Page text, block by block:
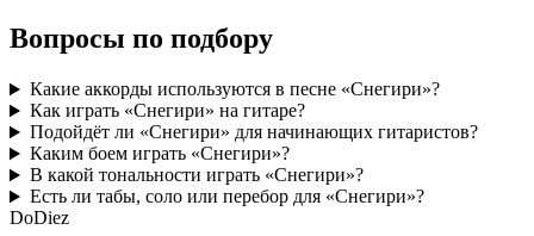
Вопросы по подбору
Какие аккорды используются в песне «Снегири»?
Как играть «Снегири» на гитаре?
Подойдёт ли «Снегири» для начинающих гитаристов?
Каким боем играть «Снегири»?
В какой тональности играть «Снегири»?
Есть ли табы, соло или перебор для «Снегири»?
DoDiez